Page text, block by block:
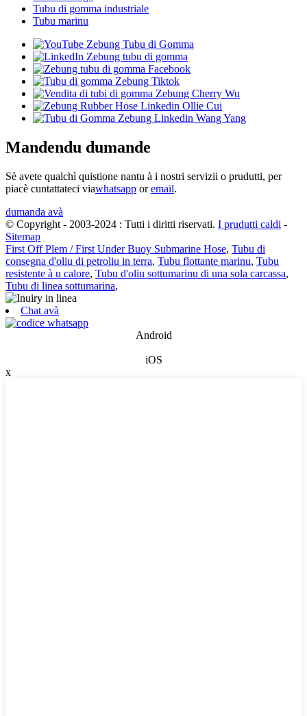
Tubu di gomma industriale
Tubu marinu
Mandendu dumande
Sè avete qualchì quistione nantu à i nostri servizii o prudutti, per
piacè cuntattateci viawhatsapp oremail.
dumanda avà
© Copyright - 2003-2024 : Tutti i diritti riservati. I prudutti caldi -
Sitemap
First Off Plem / First Under Buoy Submarine Hose, Tubu di
consegna d'oliu di petroliu in terra, Tubu flottante marinu, Tubu
resistente à u calore, Tubu d'oliu sottumarinu di una sola carcassa,
Tubu di linea sottumarina,
Chat avà
Android
iOS
x